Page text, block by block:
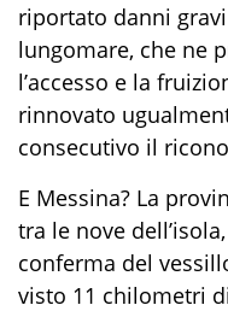
riportato danni
lungomare, che ne
l’accesso e la
rinnovato
consecutivo il
E Messina? La
tra le nove
conferma del
visto 11 chilometri